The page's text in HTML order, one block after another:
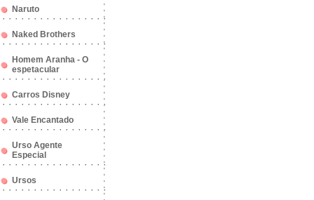
Naruto
Naked Brothers
Homem Aranha - O
espetacular
Carros Disney
Vale Encantado
Urso Agente
Especial
Ursos